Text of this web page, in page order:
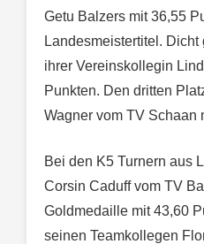
Getu Balzers mit 36,55
Landesmeistertitel.
ihrer Vereinskollegin
Punkten. Den dritten
Wagner vom TV Schaan
Bei den K5 Turnern aus
Corsin Caduff vom TV
Goldmedaille mit 43,60
seinen Teamkollegen